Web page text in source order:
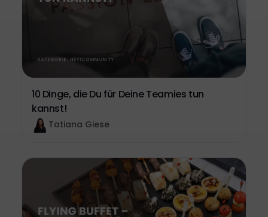
10 Dinge, die Du für Deine Teamies tun
kannst!
Tatiana Giese